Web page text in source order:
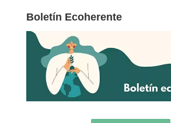
Boletín Ecoherente